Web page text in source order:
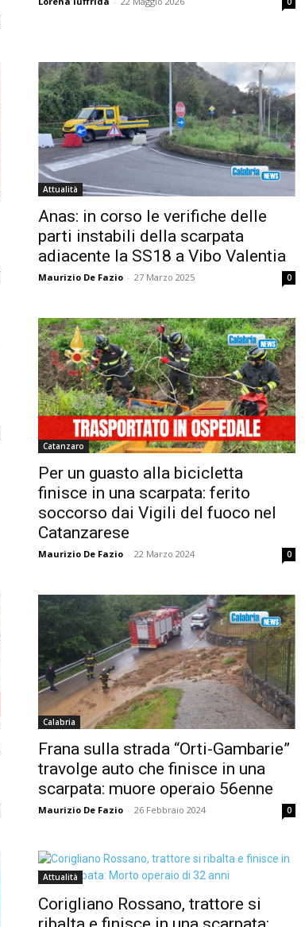
Attualità
Anas: in corso le verifiche delle
parti instabili della scarpata
adiacente la SS18 a Vibo Valentia
Maurizio De Fazio - 27 Marzo 2025 0
Catanzaro
Per un guasto alla bicicletta
finisce in una scarpata: ferito
soccorso dai Vigili del fuoco nel
Catanzarese
Maurizio De Fazio - 22 Marzo 2024 0
Calabria
Frana sulla strada “Orti-Gambarie”
travolge auto che finisce in una
scarpata: muore operaio 56enne
Maurizio De Fazio - 26 Febbraio 2024 0
Attualità
Corigliano Rossano, trattore si